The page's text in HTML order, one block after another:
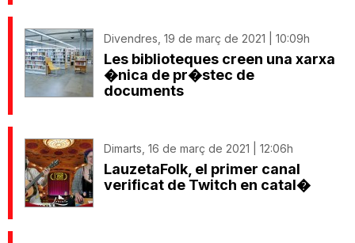
Divendres, 19 de març de 2021 | 10:09h
Les biblioteques creen una xarxa
�nica de pr�stec de
documents
Dimarts, 16 de març de 2021 | 12:06h
LauzetaFolk, el primer canal
verificat de Twitch en catal�